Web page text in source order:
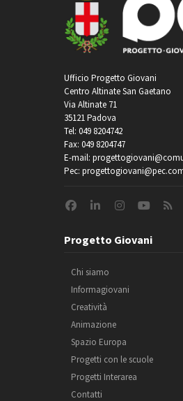
Ufficio Progetto Giovani
Centro Altinate San Gaetano
Via Altinate 71
35121 Padova
Tel: 049 8204742
Fax: 049 8204747
E-mail:
Pec:
Progetto Giovani
Chi siamo
Informagiovani
Creatività
Animazione
Spazio Europa
Progetti con le scuole
Progetti Interarea
Contatti